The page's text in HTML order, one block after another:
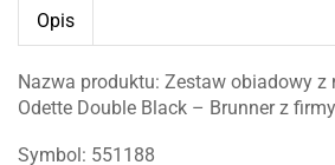
Opis
Nazwa produktu: Zestaw obiadowy z
Odette Double Black – Brunner z
Symbol: 551188